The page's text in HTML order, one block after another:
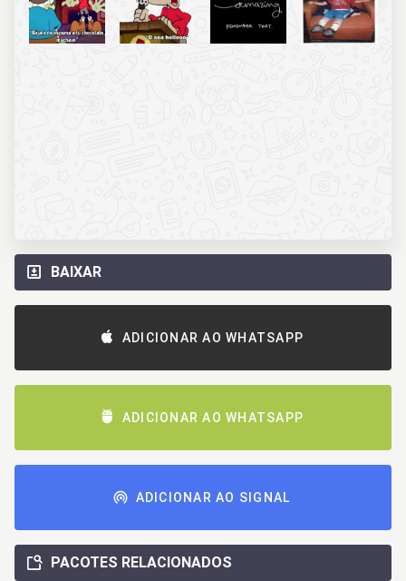
BAIXAR
ADICIONAR AO WHATSAPP
ADICIONAR AO WHATSAPP
ADICIONAR AO SIGNAL
PACOTES RELACIONADOS